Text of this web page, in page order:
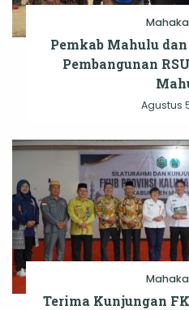
Pemkab Mahulu
Pembangunan
Agustus
Terima Kunjungan